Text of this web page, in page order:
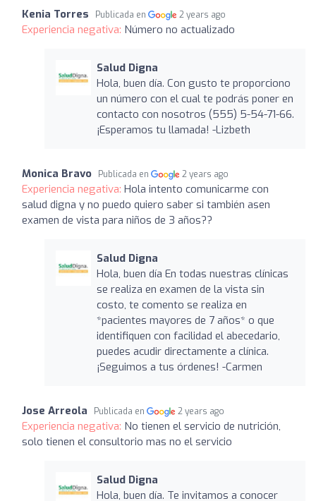
Kenia Torres Publicada en 2 years ago
Experiencia negativa: Número no actualizado
Salud Digna
Hola, buen día. Con gusto te proporciono
un número con el cual te podrás poner en
contacto con nosotros (555) 5-54-71-66.
¡Esperamos tu llamada! -Lizbeth
Monica Bravo Publicada en 2 years ago
Experiencia negativa: Hola intento comunicarme con
salud digna y no puedo quiero saber si también asen
examen de vista para niños de 3 años??
Salud Digna
Hola, buen día En todas nuestras clínicas
se realiza en examen de la vista sin
costo, te comento se realiza en
*pacientes mayores de 7 años* o que
identifiquen con facilidad el abecedario,
puedes acudir directamente a clínica.
¡Seguimos a tus órdenes! -Carmen
Jose Arreola Publicada en 2 years ago
Experiencia negativa: No tienen el servicio de nutrición,
solo tienen el consultorio mas no el servicio
Salud Digna
Hola, buen día. Te invitamos a conocer